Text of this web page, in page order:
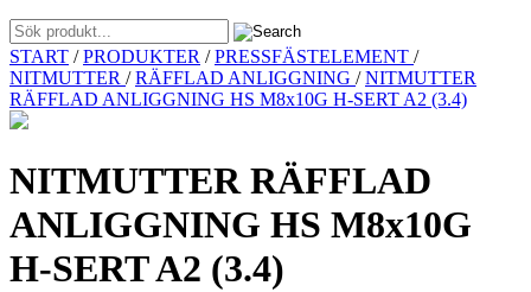
Skip
to
content
START /PRODUKTER /PRESSFÄSTELEMENT /
NITMUTTER /RÄFFLAD ANLIGGNING /NITMUTTER
RÄFFLAD ANLIGGNING HS M8x10G H-SERT A2 (3.4)
NITMUTTER RÄFFLAD
ANLIGGNING HS M8x10G
H-SERT A2 (3.4)